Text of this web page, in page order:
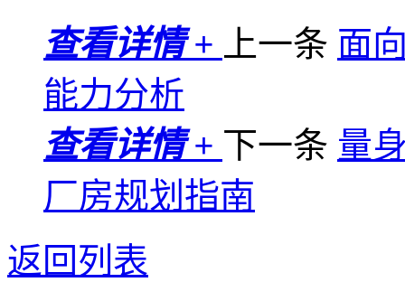
查看详情 +
上一条 面
能力分析
查看详情 + 下一条 量
厂房规划指南
返回列表